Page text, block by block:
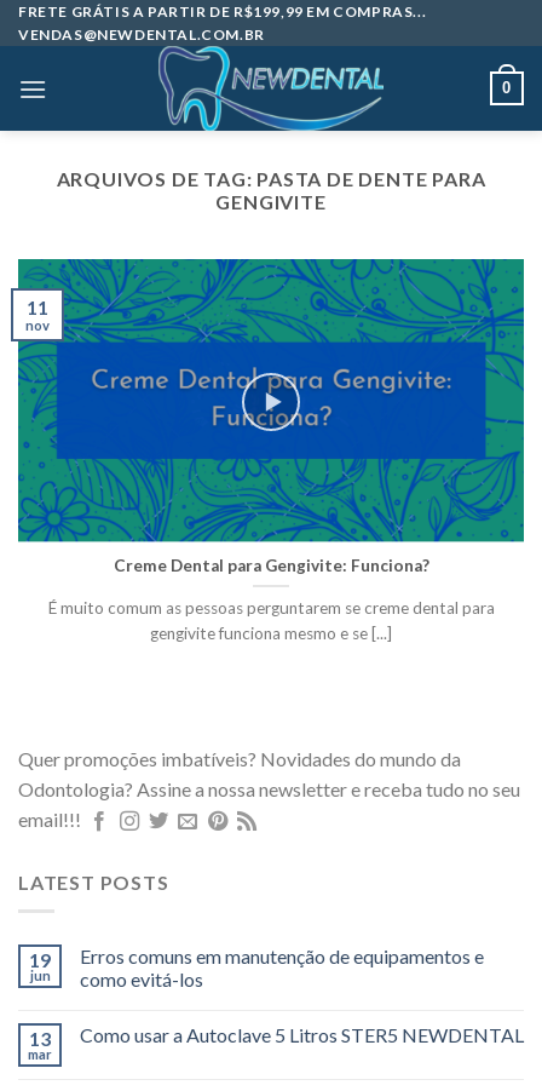
Skip
to
FRETE GRÁTIS A PARTIR DE R$199,99 EM COMPRAS...
VENDAS@NEWDENTAL.COM.BR
0
ARQUIVOS DE TAG: PASTA DE DENTE PARA
GENGIVITE
Creme Dental para Gengivite: Funciona?
É muito comum as pessoas perguntarem se creme dental para
gengivite funciona mesmo e se [...]
11
nov
Quer promoções imbatíveis? Novidades do mundo da
Odontologia? Assine a nossa newsletter e receba tudo no seu
email!!!
LATEST POSTS
19
jun
Erros comuns em manutenção de equipamentos e
como evitá-los
13
mar
Como usar a Autoclave 5 Litros STER5 NEWDENTAL